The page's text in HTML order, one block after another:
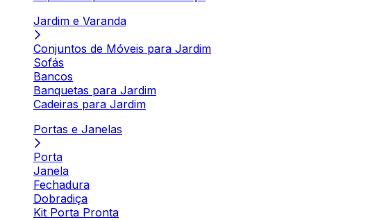
Jardim e Varanda
Conjuntos de Móveis para Jardim
Sofás
Bancos
Banquetas para Jardim
Cadeiras para Jardim
Portas e Janelas
Porta
Janela
Fechadura
Dobradiça
Kit Porta Pronta